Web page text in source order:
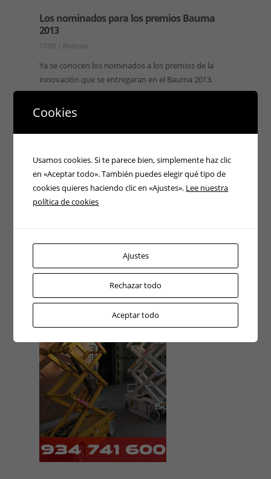
Los nominados para los premios Bauma
2013
17:03 Noticias
Ya se conocen los nominados a los premios de la
innovación que se entregaran en el Bauma 2013.
Bauma 2013…
Continuar leyendo →
ATENCIÓN 24H
Cookies
Usamos cookies. Si te parece bien, simplemente haz clic
en «Aceptar todo». También puedes elegir qué tipo de
cookies quieres haciendo clic en «Ajustes». Lee nuestra
política de cookies
Ajustes
Rechazar todo
Aceptar todo